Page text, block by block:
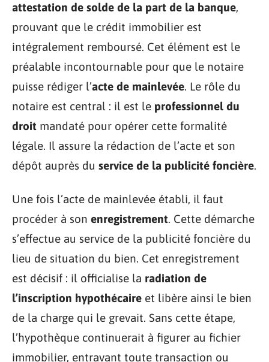
attestation de solde de la part de la banque,
prouvant que le crédit immobilier est
intégralement remboursé. Cet élément est le
préalable incontournable pour que le notaire
puisse rédiger l’acte de mainlevée. Le rôle du
notaire est central : il est le professionnel du
droit mandaté pour opérer cette formalité
légale. Il assure la rédaction de l’acte et son
dépôt auprès du service de la publicité foncière.
Une fois l’acte de mainlevée établi, il faut
procéder à son enregistrement. Cette démarche
s’effectue au service de la publicité foncière du
lieu de situation du bien. Cet enregistrement
est décisif : il officialise la radiation de
l’inscription hypothécaire et libère ainsi le bien
de la charge qui le grevait. Sans cette étape,
l’hypothèque continuerait à figurer au fichier
immobilier, entravant toute transaction ou